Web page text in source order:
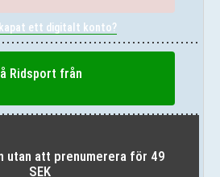
ett digitalt konto?
Ridsport från